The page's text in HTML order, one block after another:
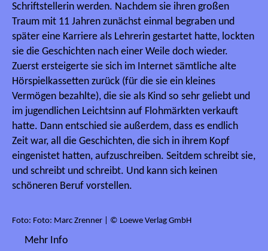
Schriftstellerin werden. Nachdem sie ihren großen
Traum mit 11 Jahren zunächst einmal begraben und
später eine Karriere als Lehrerin gestartet hatte, lockten
sie die Geschichten nach einer Weile doch wieder.
Zuerst ersteigerte sie sich im Internet sämtliche alte
Hörspielkassetten zurück (für die sie ein kleines
Vermögen bezahlte), die sie als Kind so sehr geliebt und
im jugendlichen Leichtsinn auf Flohmärkten verkauft
hatte. Dann entschied sie außerdem, dass es endlich
Zeit war, all die Geschichten, die sich in ihrem Kopf
eingenistet hatten, aufzuschreiben. Seitdem schreibt sie,
und schreibt und schreibt. Und kann sich keinen
schöneren Beruf vorstellen.
Foto: Foto: Marc Zrenner | © Loewe Verlag GmbH
Mehr Info